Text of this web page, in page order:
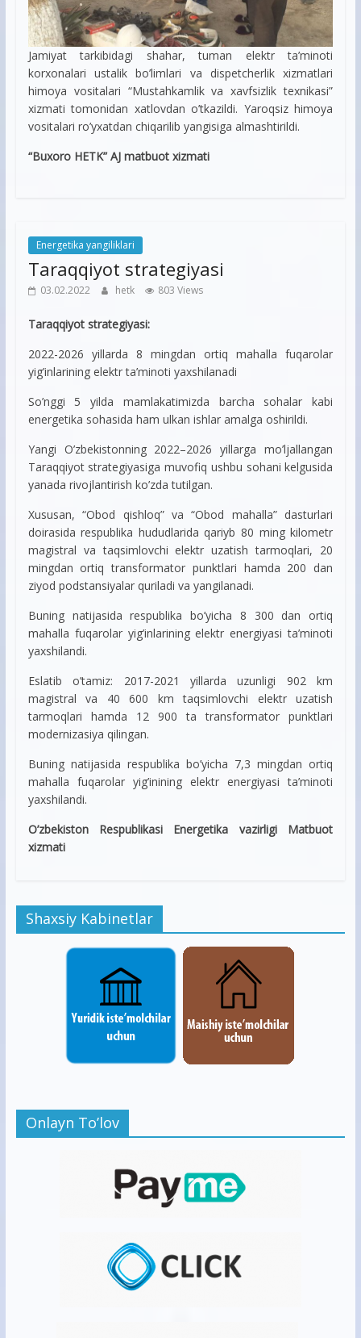
Jamiyat tarkibidagi shahar, tuman elektr ta’minoti
korxonalari ustalik bo’limlari va dispetcherlik xizmatlari
himoya vositalari “Mustahkamlik va xavfsizlik texnikasi”
xizmati tomonidan xatlovdan o’tkazildi. Yaroqsiz himoya
vositalari ro’yxatdan chiqarilib yangisiga almashtirildi.
“Buxoro HETK” AJ matbuot xizmati
Energetika yangiliklari
Taraqqiyot strategiyasi
03.02.2022 hetk 803 Views
Taraqqiyot strategiyasi:
2022-2026 yillarda 8 mingdan ortiq mahalla fuqarolar
yig’inlarining elektr ta’minoti yaxshilanadi
So’nggi 5 yilda mamlakatimizda barcha sohalar kabi
energetika sohasida ham ulkan ishlar amalga oshirildi.
Yangi O’zbekistonning 2022–2026 yillarga mo’ljallangan
Taraqqiyot strategiyasiga muvofiq ushbu sohani kelgusida
yanada rivojlantirish ko’zda tutilgan.
Xususan, “Obod qishloq” va “Obod mahalla” dasturlari
doirasida respublika hududlarida qariyb 80 ming kilometr
magistral va taqsimlovchi elektr uzatish tarmoqlari, 20
mingdan ortiq transformator punktlari hamda 200 dan
ziyod podstansiyalar quriladi va yangilanadi.
Buning natijasida respublika bo’yicha 8 300 dan ortiq
mahalla fuqarolar yig’inlarining elektr energiyasi ta’minoti
yaxshilandi.
Eslatib o’tamiz: 2017-2021 yillarda uzunligi 902 km
magistral va 40 600 km taqsimlovchi elektr uzatish
tarmoqlari hamda 12 900 ta transformator punktlari
modernizasiya qilingan.
Buning natijasida respublika bo’yicha 7,3 mingdan ortiq
mahalla fuqarolar yig’inining elektr energiyasi ta’minoti
yaxshilandi.
O’zbekiston Respublikasi Energetika vazirligi Matbuot
xizmati
Shaxsiy Kabinetlar
Onlayn To’lov